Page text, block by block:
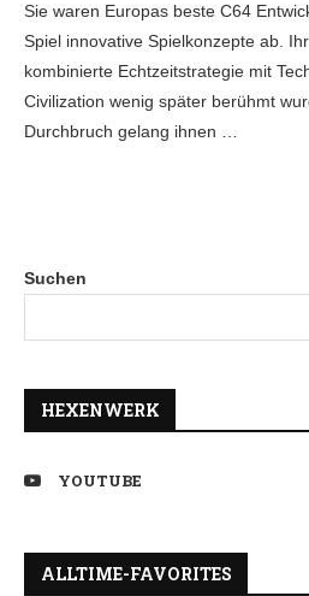
Sie waren Europas beste C64
Spiel innovative Spielkonzepte ab.
kombinierte Echtzeitstrategie mit
Civilization wenig später berühmt
Durchbruch gelang ihnen …
Suchen
HEXENWERK
YOUTUBE
ALLTIME-FAVORITES